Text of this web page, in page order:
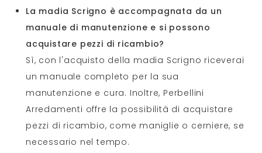
La madia Scrigno è accompagnata da un
manuale di manutenzione e si possono
acquistare pezzi di ricambio?
Sì, con l'acquisto della madia Scrigno riceverai
un manuale completo per la sua
manutenzione e cura. Inoltre, Perbellini
Arredamenti offre la possibilità di acquistare
pezzi di ricambio, come maniglie o cerniere, se
necessario nel tempo.